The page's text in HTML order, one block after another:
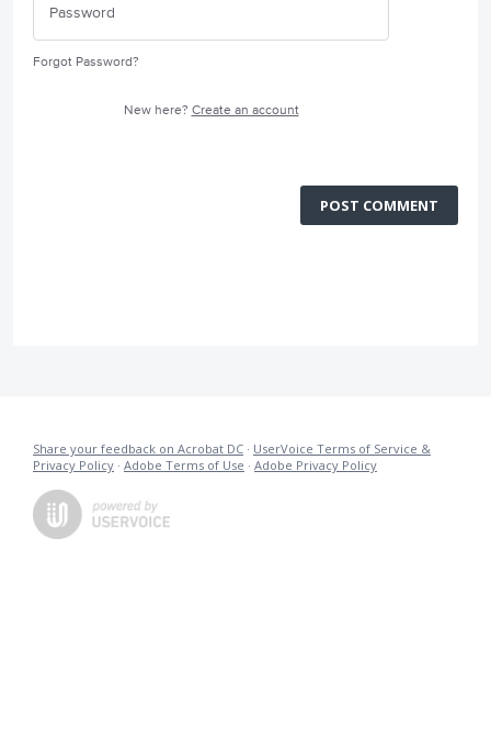
Forgot Password?
New here? Create an account
POST COMMENT
Share your feedback on Acrobat DC · UserVoice Terms of Service &
Privacy Policy · Adobe Terms of Use · Adobe Privacy Policy